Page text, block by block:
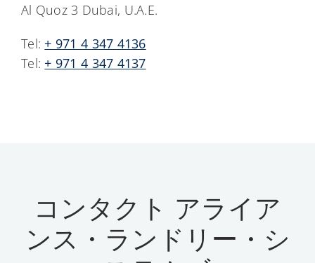
Al Quoz 3 Dubai, U.A.E.
Tel:+ 971 4 347 4136
Tel:+ 971 4 347 4137
コンタクト アライア
ンス・ランドリー・シ